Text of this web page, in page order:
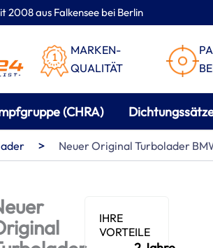
2008 aus Falkensee bei Berlin
MARKEN-
QUALITÄT
(CHRA)
> Neuer Original Turbolader
IHRE
VORTEILE